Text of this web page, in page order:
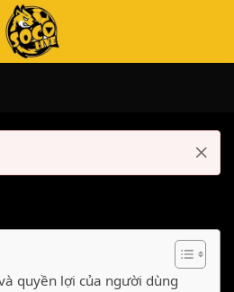
quyền lợi của người dùng